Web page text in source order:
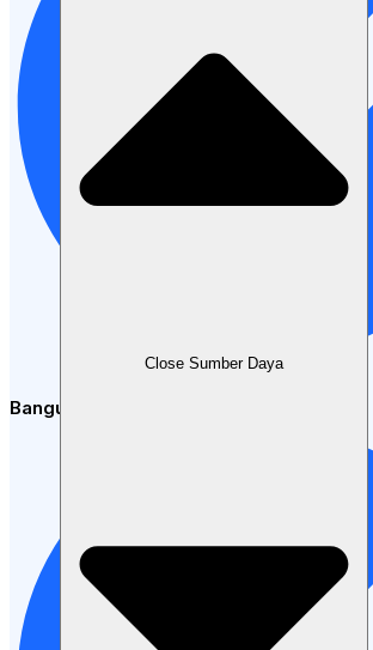
Close Sumber Daya
Bangun Toko online yang disesuaikan